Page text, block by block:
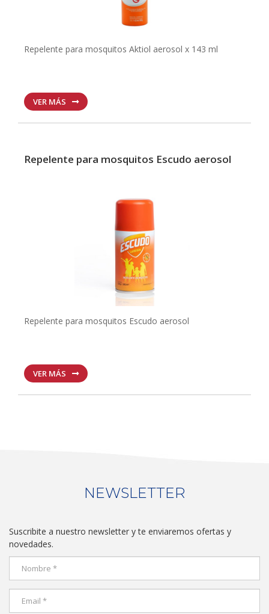
Repelente para mosquitos Aktiol aerosol x 143 ml
VER MÁS
Repelente para mosquitos Escudo aerosol
Repelente para mosquitos Escudo aerosol
VER MÁS
NEWSLETTER
Suscribite a nuestro newsletter y te enviaremos ofertas y
novedades.